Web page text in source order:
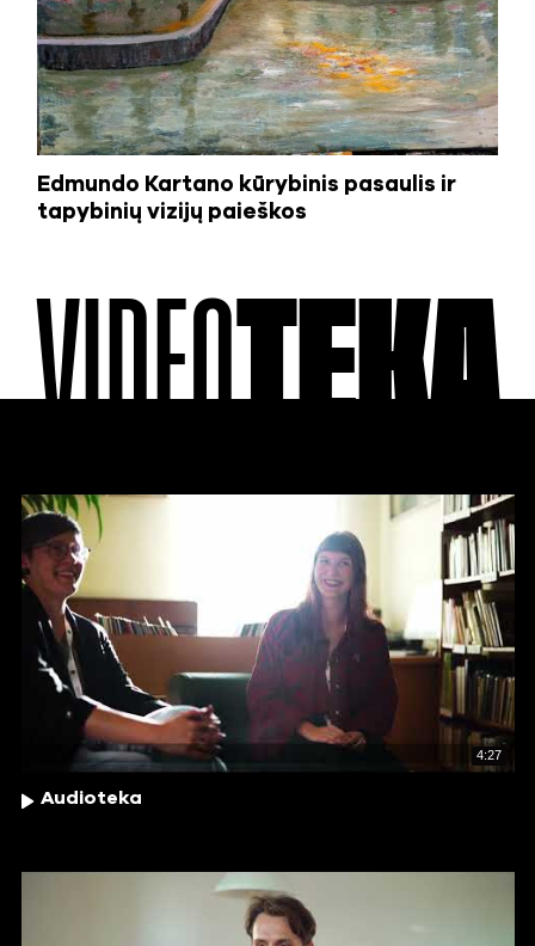
Edmundo Kartano kūrybinis pasaulis ir
tapybinių vizijų paieškos
VIDEOTEKA
4:27
Audioteka